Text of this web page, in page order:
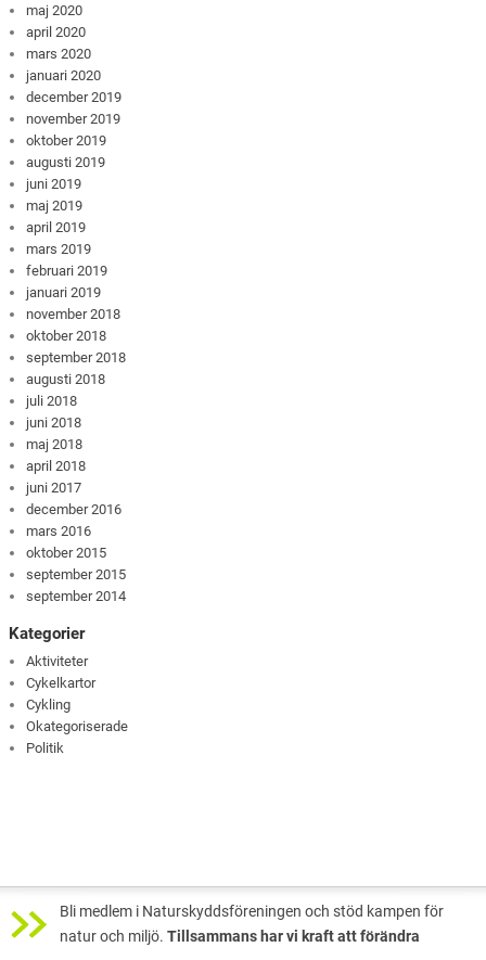
maj 2020
april 2020
mars 2020
januari 2020
december 2019
november 2019
oktober 2019
augusti 2019
juni 2019
maj 2019
april 2019
mars 2019
februari 2019
januari 2019
november 2018
oktober 2018
september 2018
augusti 2018
juli 2018
juni 2018
maj 2018
april 2018
juni 2017
december 2016
mars 2016
oktober 2015
september 2015
september 2014
Kategorier
Aktiviteter
Cykelkartor
Cykling
Okategoriserade
Politik
Bli medlem i Naturskyddsföreningen och stöd kampen för
natur och miljö. Tillsammans har vi kraft att förändra